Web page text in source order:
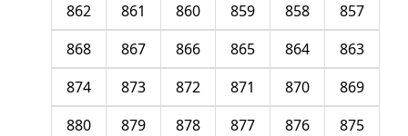
857
858
859
860
861
862
863
864
865
866
867
868
869
870
871
872
873
874
875
876
877
878
879
880